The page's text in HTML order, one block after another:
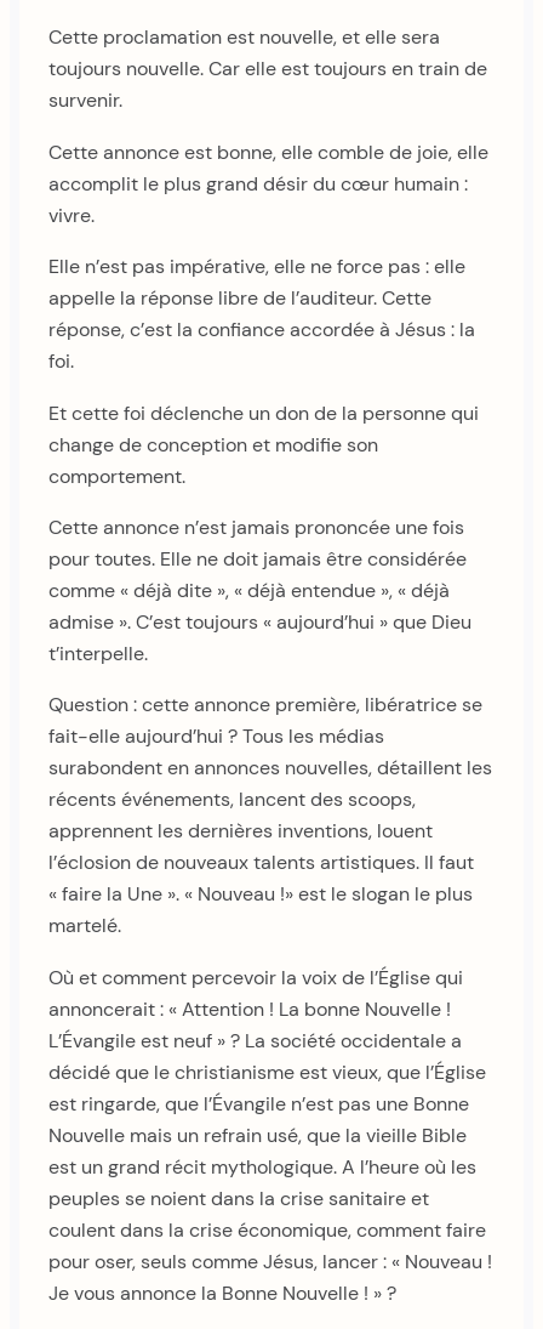
Cette proclamation est nouvelle, et elle sera
toujours nouvelle. Car elle est toujours en train de
survenir.
Cette annonce est bonne, elle comble de joie, elle
accomplit le plus grand désir du cœur humain :
vivre.
Elle n’est pas impérative, elle ne force pas : elle
appelle la réponse libre de l’auditeur. Cette
réponse, c’est la confiance accordée à Jésus : la
foi.
Et cette foi déclenche un don de la personne qui
change de conception et modifie son
comportement.
Cette annonce n’est jamais prononcée une fois
pour toutes. Elle ne doit jamais être considérée
comme « déjà dite », « déjà entendue », « déjà
admise ». C’est toujours « aujourd’hui » que Dieu
t’interpelle.
Question : cette annonce première, libératrice se
fait-elle aujourd’hui ? Tous les médias
surabondent en annonces nouvelles, détaillent les
récents événements, lancent des scoops,
apprennent les dernières inventions, louent
l’éclosion de nouveaux talents artistiques. Il faut
« faire la Une ». « Nouveau !» est le slogan le plus
martelé.
Où et comment percevoir la voix de l’Église qui
annoncerait : « Attention ! La bonne Nouvelle !
L’Évangile est neuf » ? La société occidentale a
décidé que le christianisme est vieux, que l’Église
est ringarde, que l’Évangile n’est pas une Bonne
Nouvelle mais un refrain usé, que la vieille Bible
est un grand récit mythologique. A l’heure où les
peuples se noient dans la crise sanitaire et
coulent dans la crise économique, comment faire
pour oser, seuls comme Jésus, lancer : « Nouveau !
Je vous annonce la Bonne Nouvelle ! » ?